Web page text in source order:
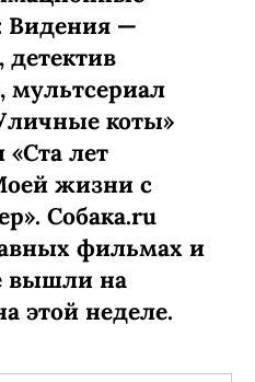
Видения —
мультсериал
коты»
лет
жизни с
Собака.ru
фильмах и
вышли на
этой неделе.